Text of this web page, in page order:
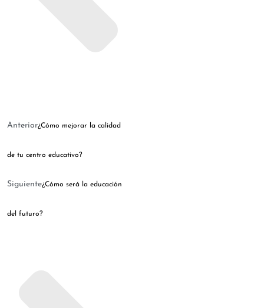
Anterior¿Cómo mejorar la calidad
de tu centro educativo?
Siguiente¿Cómo será la educación
del futuro?